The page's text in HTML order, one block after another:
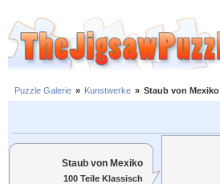
Puzzle Galerie » Kunstwerke » Staub von Mexiko
Staub von Mexiko
100 Teile Klassisch